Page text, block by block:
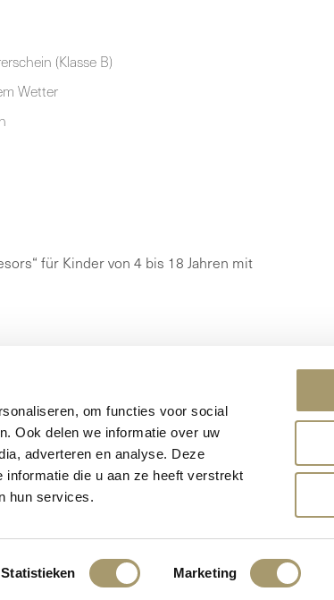
om functies voor social
Ook delen we informatie over uw
adverteren en analyse. Deze
die u aan ze heeft verstrekt
hun services.
Statistieken Marketing
(Klasse B)
Wetter
für Kinder von 4 bis 18 Jahren mit
zu Übersicht